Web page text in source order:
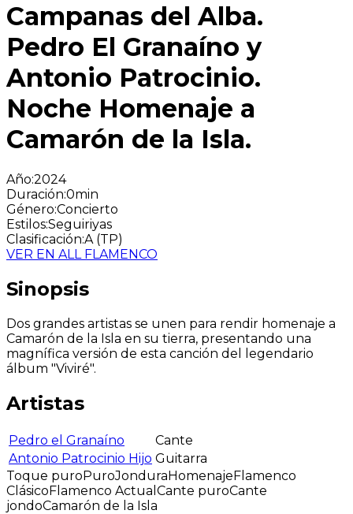
Campanas del Alba.
Pedro El Granaíno y
Antonio Patrocinio.
Noche Homenaje a
Camarón de la Isla.
Año:2024
Duración:0min
Género:Concierto
Estilos:Seguiriyas
Clasificación:A (TP)
VER EN ALL FLAMENCO
Sinopsis
Dos grandes artistas se unen para rendir homenaje a
Camarón de la Isla en su tierra, presentando una
magnífica versión de esta canción del legendario
álbum "Viviré".
Artistas
Pedro el Granaíno
Cante
Antonio Patrocinio Hijo Guitarra
Toque puroPuroJonduraHomenajeFlamenco
ClásicoFlamenco Actual Cante puroCante
jondoCamarón de la Isla